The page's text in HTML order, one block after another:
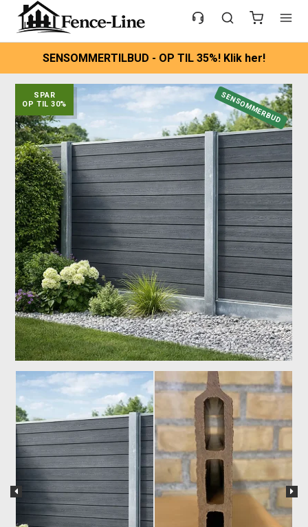
SENSOMMERTILBUD - OP TIL 35%! Klik her!
SPAR
OP TIL 30%
SENSOMMERBUD